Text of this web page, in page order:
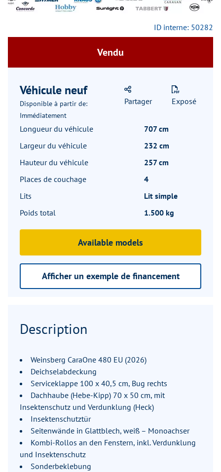
ID interne: 50282
Vendu
Véhicule neuf
Disponible à partir de:
Immédiatement
Partager Exposé
Longueur du véhicule
707 cm
Largeur du véhicule
232 cm
Hauteur du véhicule
257 cm
Places de couchage
4
Lits
Lit simple
Poids total
1.500 kg
Available models
Afficher un exemple de financement
Description
Weinsberg CaraOne 480 EU (2026)
Deichselabdeckung
Serviceklappe 100 x 40,5 cm, Bug rechts
Dachhaube (Hebe-Kipp) 70 x 50 cm, mit
Insektenschutz und Verdunklung (Heck)
Insektenschutztür
Seitenwände in Glattblech, weiß – Monoachser
Kombi-Rollos an den Fenstern, inkl. Verdunklung
und Insektenschutz
Sonderbeklebung